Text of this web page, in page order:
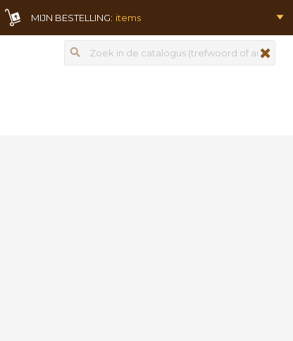
MIJN BESTELLING: items
Zoeken